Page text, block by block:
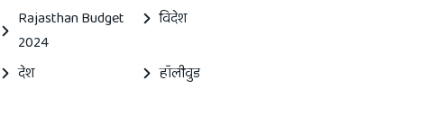
Rajasthan Budget
2024
विदेश
देश हॉलीवुड